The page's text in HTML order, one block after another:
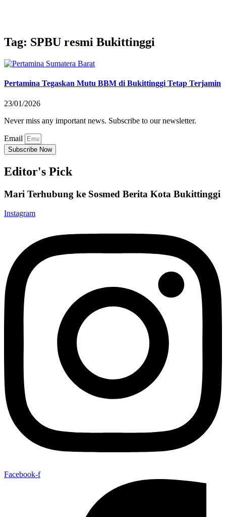
Tag: SPBU resmi Bukittinggi
Pertamina Tegaskan Mutu BBM di Bukittinggi Tetap Terjamin
23/01/2026
Never miss any important news. Subscribe to our newsletter.
Email
Subscribe Now
Editor's Pick
Mari Terhubung ke Sosmed Berita Kota Bukittinggi
Instagram
Facebook-f